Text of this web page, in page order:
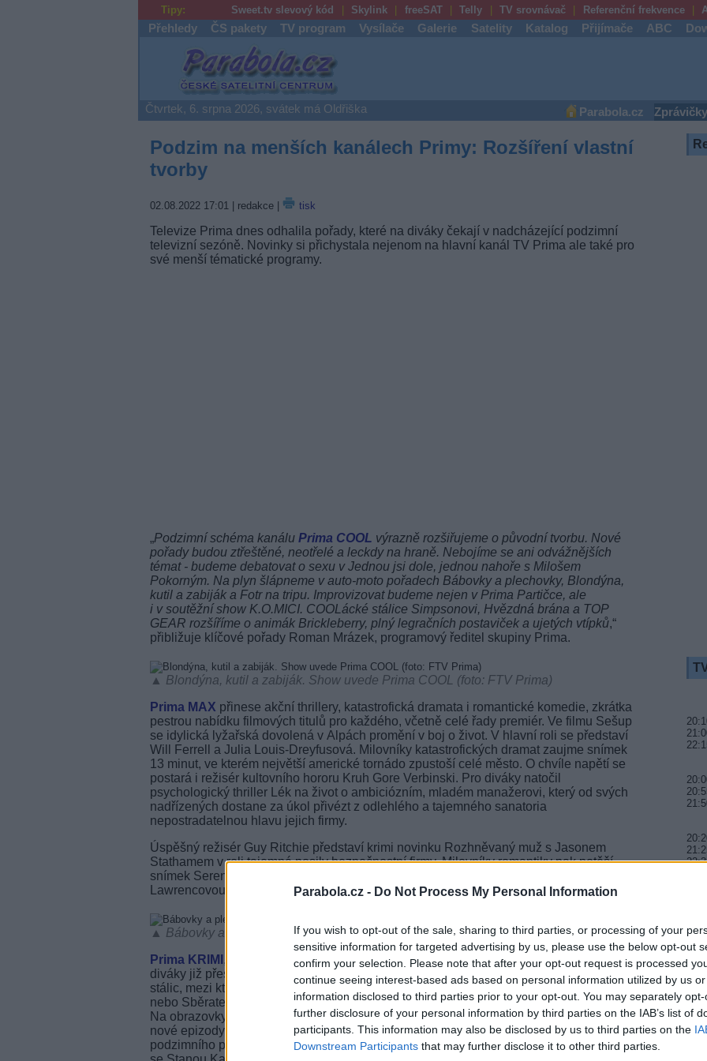
Parabola.cz - Do Not Process My Personal Information
If you wish to opt-out of the sale, sharing to third parties, or processing of your
sensitive information for targeted advertising by us, please use the below opt-out
confirm your selection. Please note that after your opt-out request is processed
continue seeing interest-based ads based on personal information utilized by us
information disclosed to third parties prior to your opt-out. You may separately
further disclosure of your personal information by third parties on the IAB’s list of
participants. This information may also be disclosed by us to third parties on the
Downstream Participants that may further disclose it to other third parties.
Tipy: Sweet.tv slevový kód Skylink freeSAT Telly TV srovnávač Referenční frekvence
Přehledy ČS pakety TV program Vysílače Galerie Satelity Katalog Přijímače ABC
Parabola.cz
Čtvrtek, 6. srpna 2026, svátek má Oldřiška Parabola.cz Zprávičky
Podzim na menších kanálech Primy: Rozšíření vlastní
tvorby
02.08.2022 17:01 | redakce | tisk
Televize Prima dnes odhalila pořady, které na diváky čekají v nadcházející podzimní
televizní sezóně. Novinky si přichystala nejenom na hlavní kanál TV Prima ale také pro
své menší tématické programy.
„Podzimní schéma kanálu Prima COOL výrazně rozšiřujeme o původní tvorbu. Nové
pořady budou ztřeštěné, neotřelé a leckdy na hraně. Nebojíme se ani odvážnějších
témat - budeme debatovat o sexu v Jednou jsi dole, jednou nahoře s Milošem
Pokorným. Na plyn šlápneme v auto-moto pořadech Bábovky a plechovky, Blondýna,
kutil a zabiják a Fotr na tripu. Improvizovat budeme nejen v Prima Partičce, ale
i v soutěžní show K.O.MICI. COOLácké stálice Simpsonovi, Hvězdná brána a TOP
GEAR rozšíříme o animák Brickleberry, plný legračních postaviček a ujetých vtípků,“
přibližuje klíčové pořady Roman Mrázek, programový ředitel skupiny Prima.
▲ Blondýna, kutil a zabiják. Show uvede Prima COOL (foto: FTV Prima)
Prima MAX přinese akční thrillery, katastrofická dramata i romantické komedie, zkrátka
pestrou nabídku filmových titulů pro každého, včetně celé řady premiér. Ve filmu Sešup
se idylická lyžařská dovolená v Alpách promění v boj o život. V hlavní roli se představí
Will Ferrell a Julia Louis-Dreyfusová. Milovníky katastrofických dramat zaujme snímek
13 minut, ve kterém největší americké tornádo zpustoší celé město. O chvíle napětí se
postará i režisér kultovního hororu Kruh Gore Verbinski. Pro diváky natočil
psychologický thriller Lék na život o ambiciózním, mladém manažerovi, který od svých
nadřízených dostane za úkol přivézt z odlehlého a tajemného sanatoria
nepostradatelnou hlavu jejich firmy.
Úspěšný režisér Guy Ritchie představí krimi novinku Rozhněvaný muž s Jasonem
Stathamem v roli tajemné posily bezpečnostní firmy. Milovníky romantiky pak potěší
snímek Serena, natočený na mnoha místech v České republice s Jennifer
Lawrencovou a Bradleym Cooperem v hlavních rolích.
▲ Bábovky a plechovky. Show uvede Prima COOL (foto: FTV Prima)
Prima KRIMI , která přináší převážně zahraniční seriály s detektivní tematikou, baví
diváky již přes čtyři roky. Letošní podzim nabídne celou řadu oblíbených seriálových
stálic, mezi které patří Námořní vyšetřovací služba, Vraždy v Midsomeru, Columbo
nebo Sběratelé kostí. Diváci se ale mohou těšit i na premiérové díly oblíbených sérií.
Na obrazovky se s novými případy vrátí ve třetí řadě seriálu McDonaldová a Dodds,
nové epizody přinesou i Vraždy na Sandhamnu a Vraždy u jezera. Vrcholem
podzimního programu stanice bude v české premiéře uvedený seriálový hit Nezvěstná